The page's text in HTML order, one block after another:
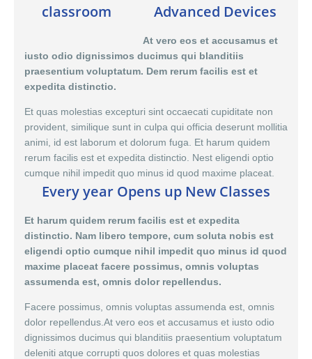
Advanced Devices
At vero eos et accusamus et
iusto odio dignissimos ducimus qui blanditiis
praesentium voluptatum. Dem rerum facilis est et
expedita distinctio.
Et quas molestias excepturi sint occaecati cupiditate non
provident, similique sunt in culpa qui officia deserunt mollitia
animi, id est laborum et dolorum fuga. Et harum quidem
rerum facilis est et expedita distinctio. Nest eligendi optio
cumque nihil impedit quo minus id quod maxime placeat.
Every year Opens up New Classes
Et harum quidem rerum facilis est et expedita
distinctio. Nam libero tempore, cum soluta nobis est
eligendi optio cumque nihil impedit quo minus id quod
maxime placeat facere possimus, omnis voluptas
assumenda est, omnis dolor repellendus.
Facere possimus, omnis voluptas assumenda est, omnis
dolor repellendus.At vero eos et accusamus et iusto odio
dignissimos ducimus qui blanditiis praesentium voluptatum
deleniti atque corrupti quos dolores et quas molestias